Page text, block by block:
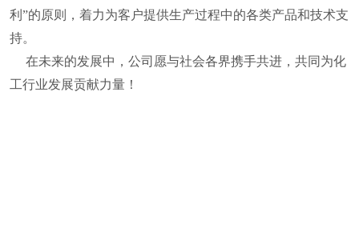
利”的原则，着力为客户提供生产过程中的各类产品和技术支
持。
在未来的发展中，公司愿与社会各界携手共进，共同为化
工行业发展贡献力量！